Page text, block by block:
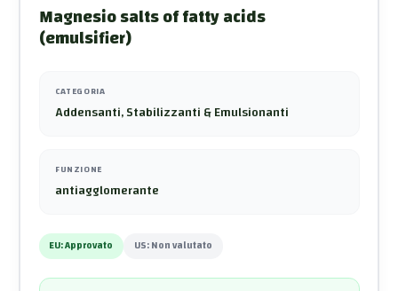
Magnesio salts of fatty acids
(emulsifier)
CATEGORIA
Addensanti, Stabilizzanti & Emulsionanti
FUNZIONE
antiagglomerante
EU:Approvato US:Non valutato